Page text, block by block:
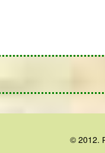
© 2012.